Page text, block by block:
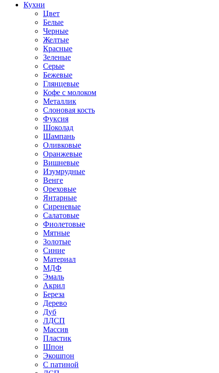
Кухни
Цвет
Белые
Черные
Желтые
Красные
Зеленые
Серые
Бежевые
Глянцевые
Кофе с молоком
Металлик
Слоновая кость
Фуксия
Шоколад
Шампань
Оливковые
Оранжевые
Вишневые
Изумрудные
Венге
Ореховые
Янтарные
Сиреневые
Салатовые
Фиолетовые
Мятные
Золотые
Синие
Материал
МДФ
Эмаль
Акрил
Береза
Дерево
Дуб
ЛДСП
Массив
Пластик
Шпон
Экошпон
С патиной